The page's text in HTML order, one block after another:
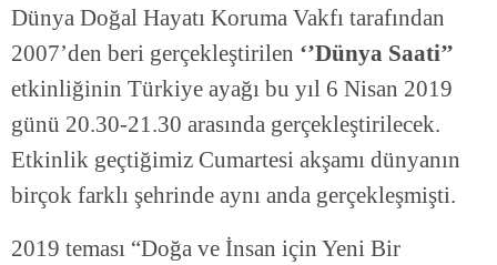
Dünya Doğal Hayatı Koruma Vakfı tarafından
2007’den beri gerçekleştirilen ‘’Dünya Saati’’
etkinliğinin Türkiye ayağı bu yıl 6 Nisan 2019
günü 20.30-21.30 arasında gerçekleştirilecek.
Etkinlik geçtiğimiz Cumartesi akşamı dünyanın
birçok farklı şehrinde aynı anda gerçekleşmişti.
2019 teması “Doğa ve İnsan için Yeni Bir